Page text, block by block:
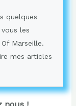
quelques
les
Marseille.
mes articles
nous !